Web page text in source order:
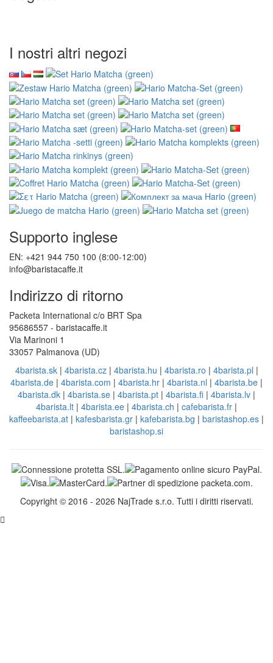
I nostri altri negozi
Supporto inglese
EN: +421 944 750 100 (8:00-12:00)
info@baristacaffe.it
Indirizzo di ritorno
Packeta International c/o BRT Spa
95686557 - baristacaffe.it
Via Marinoni 1
33057 Palmanova (UD)
4barista.sk| 4barista.cz| 4barista.hu | 4barista.ro | 4barista.pl |
4barista.de | 4barista.com | 4barista.hr | 4barista.nl | 4barista.be |
4barista.dk | 4barista.se | 4barista.pt | 4barista.fi | 4barista.lv |
4barista.lt | 4barista.ee | 4barista.ch | cafebarista.fr |
kaffeebarista.at | kafesbarista.gr | kafebarista.bg | baristashop.es |
baristashop.si
Copyright © 2016 - 2026 NajTrade s.r.o. Tutti i diritti riservati.